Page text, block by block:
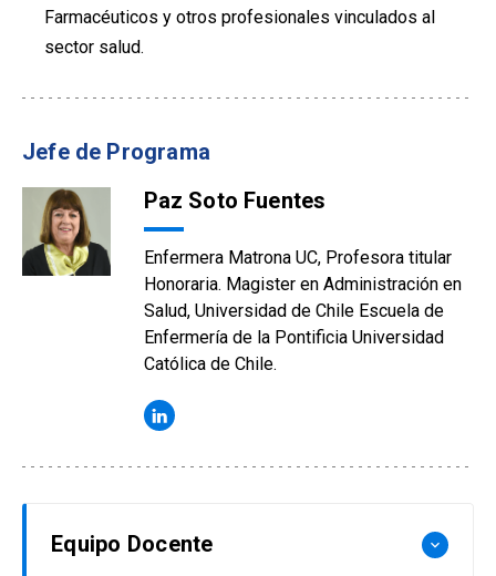
Farmacéuticos y otros profesionales vinculados al
sector salud.
Jefe de Programa
Paz Soto Fuentes
Enfermera Matrona UC, Profesora titular
Honoraria. Magister en Administración en
Salud, Universidad de Chile Escuela de
Enfermería de la Pontificia Universidad
Católica de Chile.
Equipo Docente keyboard_arrow_down